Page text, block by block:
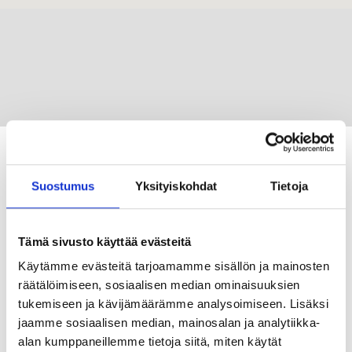
Suostumus Yksityiskohdat Tietoja
Tämä sivusto käyttää evästeitä
Käytämme evästeitä tarjoamamme sisällön ja mainosten
räätälöimiseen, sosiaalisen median ominaisuuksien
tukemiseen ja kävijämäärämme analysoimiseen. Lisäksi
jaamme sosiaalisen median, mainosalan ja analytiikka-
alan kumppaneillemme tietoja siitä, miten käytät
Tietosuojaseloste
Saavutettavuusseloste